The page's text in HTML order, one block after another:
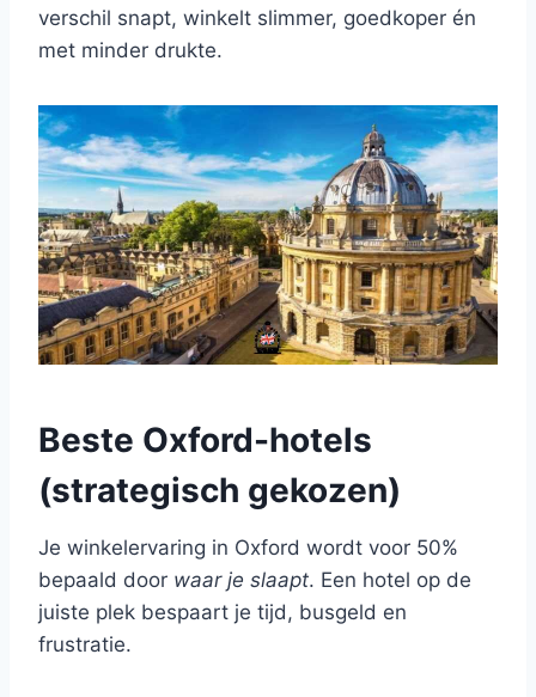
verschil snapt, winkelt slimmer, goedkoper én
met minder drukte.
Beste Oxford-hotels
(strategisch gekozen)
Je winkelervaring in Oxford wordt voor 50%
bepaald door waar je slaapt. Een hotel op de
juiste plek bespaart je tijd, busgeld en
frustratie.